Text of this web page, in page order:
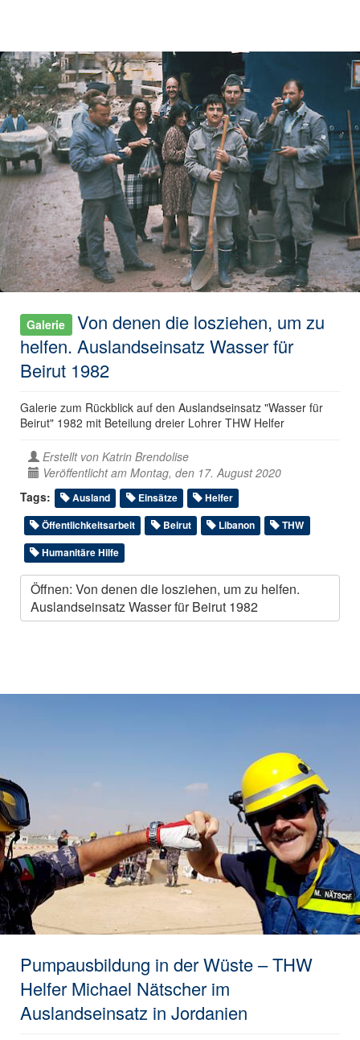
Galerie
Von denen die losziehen, um zu
helfen. Auslandseinsatz Wasser für
Beirut 1982
Galerie zum Rückblick auf den Auslandseinsatz "Wasser für
Beirut" 1982 mit Beteilung dreier Lohrer THW Helfer
Erstellt von Katrin Brendolise
Veröffentlicht am Montag, den 17. August 2020
Tags:
Ausland Einsätze
Helfer
Öffentlichkeitsarbeit
Beirut Libanon
THW
Humanitäre Hilfe
Öffnen: Von denen die losziehen, um zu helfen.
Auslandseinsatz Wasser für Beirut 1982
Pumpausbildung in der Wüste – THW
Helfer Michael Nätscher im
Auslandseinsatz in Jordanien